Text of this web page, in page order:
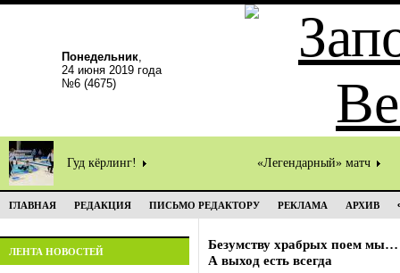
Понедельник,
24 июня 2019 года
№6 (4675)
Гуд кёрлинг! «Легендарный» матч
ГЛАВНАЯ РЕДАКЦИЯ ПИСЬМО РЕДАКТОРУ РЕКЛАМА АРХИВ
ЛЕНТА НОВОСТЕЙ
Безумству храбрых поем мы…
А выход есть всегда